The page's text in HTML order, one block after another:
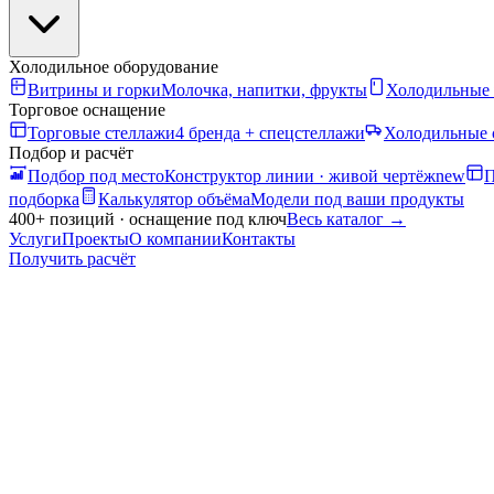
Холодильное оборудование
Витрины и горкиМолочка, напитки, фрукты
Торговое оснащение
Торговые стеллажи4 бренда + спецстеллажи Холодильные
Подбор и расчёт
Подбор под местоКонструктор линии · живой чертёжnew
подборка
Калькулятор объёмаМодели под ваши продукты
400+ позиций · оснащение под ключВесь каталог →
УслугиПроектыО компанииКонтакты
Получить расчёт